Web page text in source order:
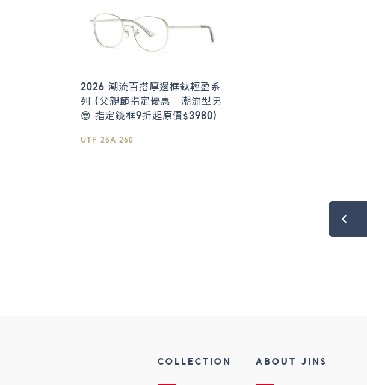
2026 潮流百搭厚邊框鈦輕盈系
列 (父親節指定優惠｜潮流型男
😎 指定鏡框9折起原價$3980)
UTF-25A-260
COLLECTION ABOUT JINS